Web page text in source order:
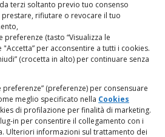
terzi soltanto previo tuo consenso
rifiutare o revocare il tuo
(tasto “Visualizza le
"Accetta” per acconsentire a tutti i cookies.
(crocetta in alto) per continuare senza
preferenze” (preferenze) per consensuare
meglio specificato nella Cookies
di profilazione per finalità di marketing.
in per consentire il collegamento con i
Ulteriori informazioni sul trattamento dei
particolari di dati personali e dati